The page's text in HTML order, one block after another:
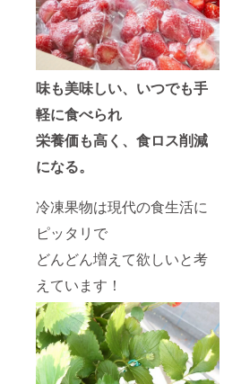
味も美味しい、いつでも手
軽に食べられ
栄養価も高く、食ロス削減
になる。
冷凍果物は現代の食生活に
ピッタリで
どんどん増えて欲しいと考
えています！